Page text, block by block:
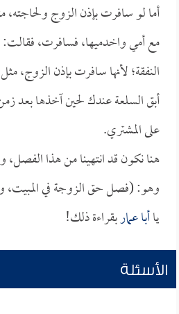
أما لو سافرت بإذن الزوج ولحاجته،
مع أمي واخدميها، فسافرت، فقالت:
النفقة؛ لأنها سافرت بإذن الزوج،
أبق السلعة عندك لحين آخذها بعد
على المشتري.
هنا نكون قد انتهينا من هذا
وهو: (فصل حق الزوجة في المبيت،
ياأبا عماربقراءة ذلك!
الأسئلة